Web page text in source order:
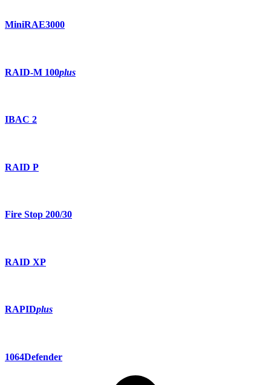
MiniRAE3000
RAID-M 100plus
IBAC 2
RAID P
Fire Stop 200/30
RAID XP
RAPIDplus
1064Defender